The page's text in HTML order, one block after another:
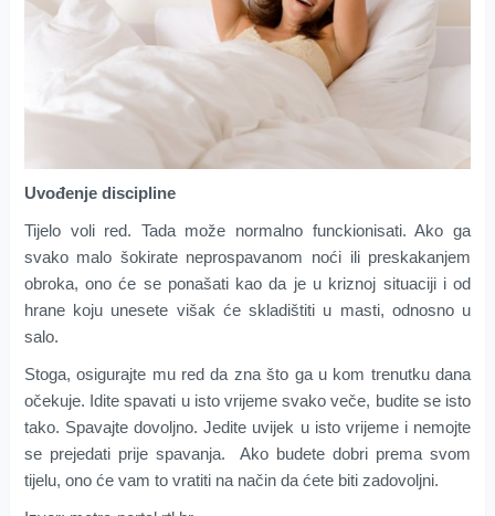
Uvođenje discipline
Tijelo voli red. Tada može normalno funckionisati. Ako ga
svako malo šokirate neprospavanom noći ili preskakanjem
obroka, ono će se ponašati kao da je u kriznoj situaciji i od
hrane koju unesete višak će skladištiti u masti, odnosno u
salo.
Stoga, osigurajte mu red da zna što ga u kom trenutku dana
očekuje. Idite spavati u isto vrijeme svako veče, budite se isto
tako. Spavajte dovoljno. Jedite uvijek u isto vrijeme i nemojte
se prejedati prije spavanja. Ako budete dobri prema svom
tijelu, ono će vam to vratiti na način da ćete biti zadovoljni.